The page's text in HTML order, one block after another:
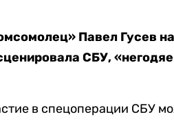
Павел Гусев
СБУ,
в спецоперации СБУ